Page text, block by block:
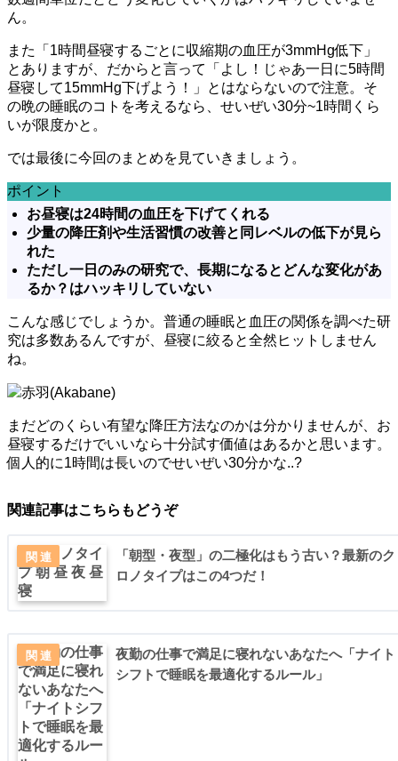
ん。
また「1時間昼寝するごとに収縮期の血圧が3mmHg低下」
とありますが、だからと言って「よし！じゃあ一日に5時間
昼寝して15mmHg下げよう！」とはならないので注意。そ
の晩の睡眠のコトを考えるなら、せいぜい30分~1時間くら
いが限度かと。
では最後に今回のまとめを見ていきましょう。
ポイント
お昼寝は24時間の血圧を下げてくれる
少量の降圧剤や生活習慣の改善と同レベルの低下が見ら
れた
ただし一日のみの研究で、長期になるとどんな変化があ
るか？はハッキリしていない
こんな感じでしょうか。普通の睡眠と血圧の関係を調べた研
究は多数あるんですが、昼寝に絞ると全然ヒットしません
ね。
赤羽(Akabane)
まだどのくらい有望な降圧方法なのかは分かりませんが、お
昼寝するだけでいいなら十分試す価値はあるかと思います。
個人的に1時間は長いのでせいぜい30分かな..?
関連記事はこちらもどうぞ
「朝型・夜型」の二極化はもう古い？最新のク
ロノタイプはこの4つだ！
夜勤の仕事で満足に寝れないあなたへ「ナイト
シフトで睡眠を最適化するルール」